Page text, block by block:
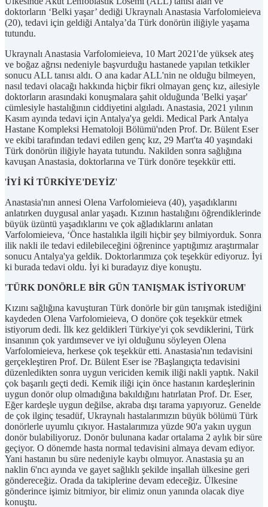
doktorların ‘Belki yaşar’ dediği Ukraynalı Anastasia Varfolomieieva
(20), tedavi için geldiği Antalya’da Türk donörün iliğiyle yaşama
tutundu.
Ukraynalı Anastasia Varfolomieieva, 10 Mart 2021'de yüksek ateş
ve boğaz ağrısı nedeniyle başvurduğu hastanede yapılan tetkikler
sonucu ALL tanısı aldı. O ana kadar ALL'nin ne olduğu bilmeyen,
nasıl tedavi olacağı hakkında hiçbir fikri olmayan genç kız, ailesiyle
doktorların arasındaki konuşmalara şahit olduğunda 'Belki yaşar'
cümlesiyle hastalığının ciddiyetini algıladı. Anastasia, 2021 yılının
Kasım ayında tedavi için Antalya'ya geldi. Medical Park Antalya
Hastane Kompleksi Hematoloji Bölümü'nden Prof. Dr. Bülent Eser
ve ekibi tarafından tedavi edilen genç kız, 29 Mart'ta 40 yaşındaki
Türk donörün iliğiyle hayata tutundu. Nakilden sonra sağlığına
kavuşan Anastasia, doktorlarına ve Türk donöre teşekkür etti.
'İYİ Kİ TÜRKİYE'DEYİZ'
Anastasia'nın annesi Olena Varfolomieieva (40), yaşadıklarını
anlatırken duygusal anlar yaşadı. Kızının hastalığını öğrendiklerinde
büyük üzüntü yaşadıklarını ve çok ağladıklarını anlatan
Varfolomieieva, ‘Önce hastalıkla ilgili hiçbir şey bilmiyorduk. Sonra
ilik nakli ile tedavi edilebileceğini öğrenince yaptığımız araştırmalar
sonucu Antalya'ya geldik. Doktorlarımıza çok teşekkür ediyoruz. İyi
ki burada tedavi oldu. İyi ki buradayız diye konuştu.
'TÜRK DONÖRLE BİR GÜN TANIŞMAK İSTİYORUM'
Kızını sağlığına kavuşturan Türk donörle bir gün tanışmak istediğini
kaydeden Olena Varfolomieieva, O donöre çok teşekkür etmek
istiyorum dedi. İlk kez geldikleri Türkiye'yi çok sevdiklerini, Türk
insanının çok yardımsever ve iyi olduğunu söyleyen Olena
Varfolomieieva, herkese çok teşekkür etti. Anastasia'nın tedavisini
gerçekleştiren Prof. Dr. Bülent Eser ise ?Başlangıçta tedavisini
düzenledikten sonra uygun vericiden kemik iliği nakli yaptık. Nakil
çok başarılı geçti dedi. Kemik iliği için önce hastanın kardeşlerinin
uygun donör olup olmadığına bakıldığını hatırlatan Prof. Dr. Eser,
Eğer kardeşle uygun değilse, akraba dışı tarama yapıyoruz. Genelde
de çok ilginç tesadüf, Ukraynalı hastalarımızın büyük bölümü Türk
donörlerle uyumlu çıkıyor. Hastalarımıza yüzde 90'a yakın uygun
donör bulabiliyoruz. Donör bulunana kadar ortalama 2 aylık bir süre
geçiyor. O dönemde hasta normal tedavisini almaya devam ediyor.
Yani hastanın bu süre nedeniyle kaybı olmuyor. Anastasia şu an
naklin 6'ncı ayında ve gayet sağlıklı şekilde inşallah ülkesine geri
göndereceğiz. Orada da takiplerine devam edeceğiz. Ülkesine
gönderince işimiz bitmiyor, bir elimiz onun yanında olacak diye
konuştu.